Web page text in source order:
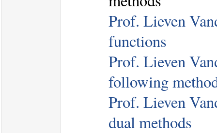
Prof. Lieven
functions
Prof. Lieven
following
Prof. Lieven
dual methods